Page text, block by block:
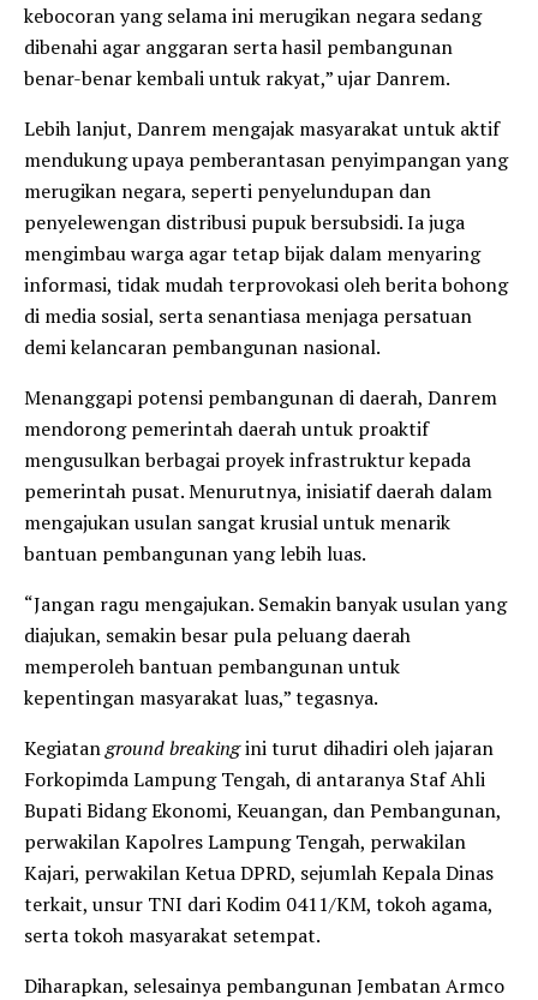
kebocoran yang selama ini merugikan negara sedang
dibenahi agar anggaran serta hasil pembangunan
benar-benar kembali untuk rakyat,” ujar Danrem.
​Lebih lanjut, Danrem mengajak masyarakat untuk aktif
mendukung upaya pemberantasan penyimpangan yang
merugikan negara, seperti penyelundupan dan
penyelewengan distribusi pupuk bersubsidi. Ia juga
mengimbau warga agar tetap bijak dalam menyaring
informasi, tidak mudah terprovokasi oleh berita bohong
di media sosial, serta senantiasa menjaga persatuan
demi kelancaran pembangunan nasional.
​Menanggapi potensi pembangunan di daerah, Danrem
mendorong pemerintah daerah untuk proaktif
mengusulkan berbagai proyek infrastruktur kepada
pemerintah pusat. Menurutnya, inisiatif daerah dalam
mengajukan usulan sangat krusial untuk menarik
bantuan pembangunan yang lebih luas.
​“Jangan ragu mengajukan. Semakin banyak usulan yang
diajukan, semakin besar pula peluang daerah
memperoleh bantuan pembangunan untuk
kepentingan masyarakat luas,” tegasnya.
​Kegiatanground breakingini turut dihadiri oleh jajaran
Forkopimda Lampung Tengah, di antaranya Staf Ahli
Bupati Bidang Ekonomi, Keuangan, dan Pembangunan,
perwakilan Kapolres Lampung Tengah, perwakilan
Kajari, perwakilan Ketua DPRD, sejumlah Kepala Dinas
terkait, unsur TNI dari Kodim 0411/KM, tokoh agama,
serta tokoh masyarakat setempat.
​Diharapkan, selesainya pembangunan Jembatan Armco